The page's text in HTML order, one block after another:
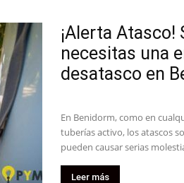
¡Alerta Atasco!
necesitas una
desatasco en
En Benidorm, como en
tuberías activo, los atascos
pueden causar serias
Leer más